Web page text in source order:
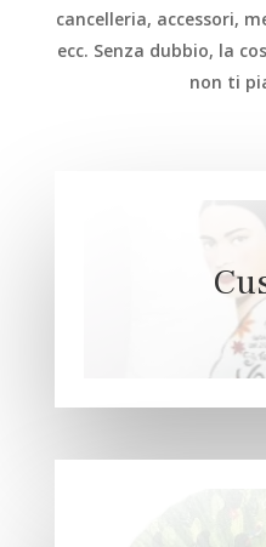
cancelleria, accessori,
ecc. Senza dubbio, la
non ti